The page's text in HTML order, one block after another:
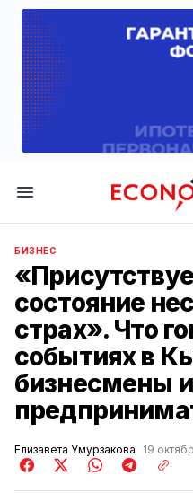
БИЗНЕС
состояние
страх». Что
событиях в
бизнесмены и
Елизавета Умурзакова 19